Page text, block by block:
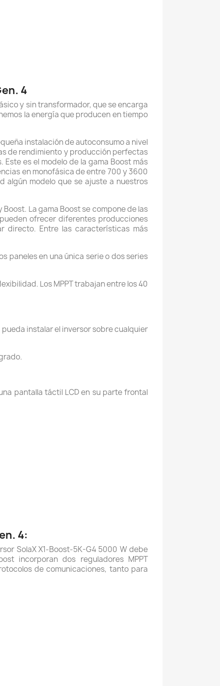
4
y sin transformador, que se encarga
la energía que producen en tiempo
instalación de autoconsumo a nivel
de rendimiento y producción perfectas
es el modelo de la gama Boost más
en monofásica de entre 700 y 3600
algún modelo que se ajuste a nuestros
La gama Boost se compone de las
ofrecer diferentes producciones
directo. Entre las características más
paneles en una única serie o dos series
Los MPPT trabajan entre los 40
pueda instalar el inversor sobre cualquier
pantalla táctil LCD en su parte frontal
4:
SolaX X1-Boost-5K-G4 5000 W debe
incorporan dos reguladores MPPT
de comunicaciones, tanto para